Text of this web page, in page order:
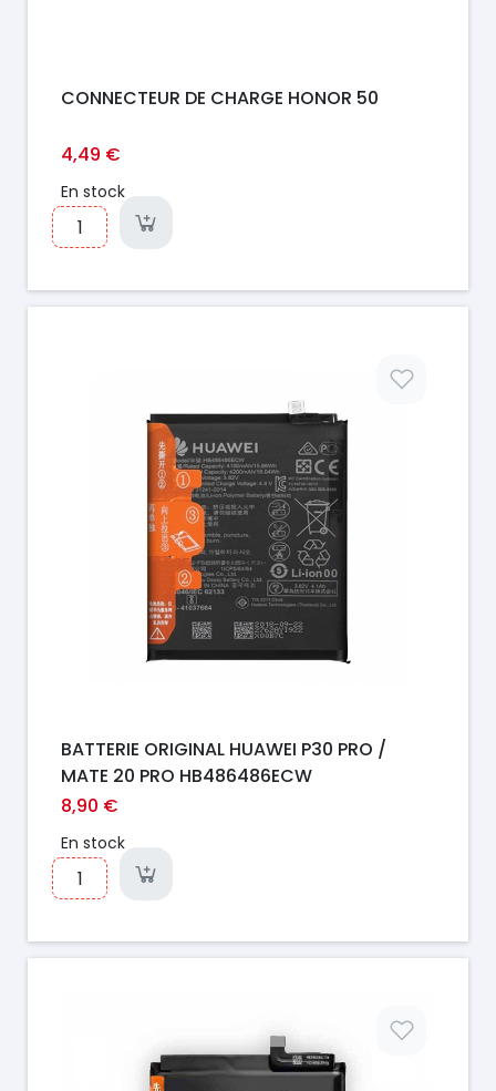
CONNECTEUR DE CHARGE HONOR 50
4,49 €
En stock
BATTERIE ORIGINAL HUAWEI P30 PRO /
MATE 20 PRO HB486486ECW
8,90 €
En stock